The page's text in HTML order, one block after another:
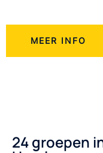
MEER INFO
24 groepen